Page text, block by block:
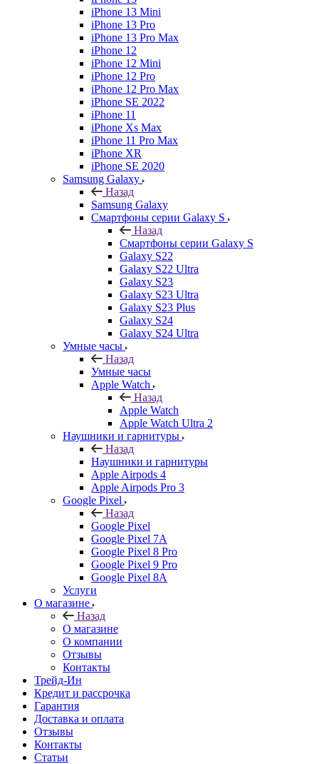
iPhone 13 Mini
iPhone 13 Pro
iPhone 13 Pro Max
iPhone 12
iPhone 12 Mini
iPhone 12 Pro
iPhone 12 Pro Max
iPhone SE 2022
iPhone 11
iPhone Xs Max
iPhone 11 Pro Max
iPhone XR
iPhone SE 2020
Samsung Galaxy
Назад
Samsung Galaxy
Смартфоны серии Galaxy S
Назад
Смартфоны серии Galaxy S
Galaxy S22
Galaxy S22 Ultra
Galaxy S23
Galaxy S23 Ultra
Galaxy S23 Plus
Galaxy S24
Galaxy S24 Ultra
Умные часы
Назад
Умные часы
Apple Watch
Назад
Apple Watch
Apple Watch Ultra 2
Наушники и гарнитуры
Назад
Наушники и гарнитуры
Apple Airpods 4
Apple Airpods Pro 3
Google Pixel
Назад
Google Pixel
Google Pixel 7А
Google Pixel 8 Pro
Google Pixel 9 Pro
Google Pixel 8A
Услуги
О магазине
Назад
О магазине
О компании
Отзывы
Контакты
Трейд-Ин
Кредит и рассрочка
Гарантия
Доставка и оплата
Отзывы
Контакты
Статьи